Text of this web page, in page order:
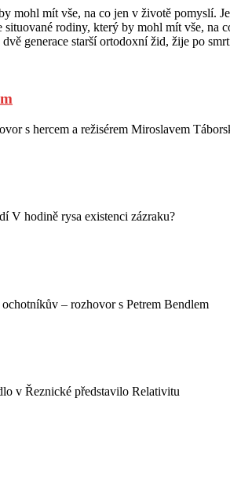
mohl mít vše, na co jen v životě pomyslí.
rodiny, který by mohl mít vše,
generace starší ortodoxní žid, žije po
s hercem a režisérem Miroslavem
V hodině rysa existenci zázraku?
– rozhovor s Petrem Bendlem
v Řeznické představilo Relativitu